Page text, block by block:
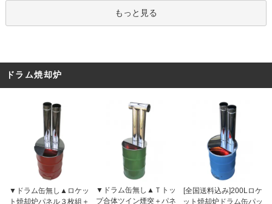
もっと見る
ドラム焼却炉
▼ドラム缶無し▲ロケッ
ト焼却炉パネル３枚組＋
▼ドラム缶無し▲Ｔトッ
プ合体ツイン煙突＋パネ
[全国送料込み]200Lロケ
ット焼却炉ドラム缶パッ